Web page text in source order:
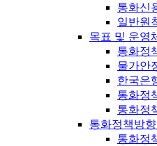
통화신
일반원
목표 및 운영
통화정
물가안
한국은
통화정
통화정
통화정책방
통화정